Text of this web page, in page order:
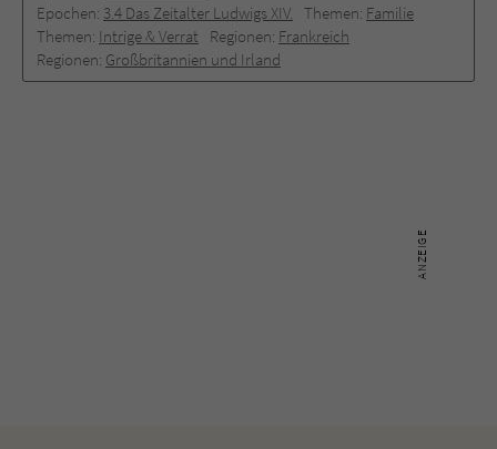
Epochen: 3.4 Das Zeitalter Ludwigs XIV. Themen: Familie
Themen: Intrige & Verrat Regionen: Frankreich
Regionen: Großbritannien und Irland